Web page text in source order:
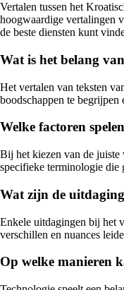
Vertalen tussen het
hoogwaardige vertalingen
de beste diensten kunt
Wat is het belang
Het vertalen van teksten
boodschappen te begrijpen
Welke factoren
Bij het kiezen van de juiste
specifieke terminologie die
Wat zijn de
Enkele uitdagingen bij het
verschillen en nuances
Op welke manieren